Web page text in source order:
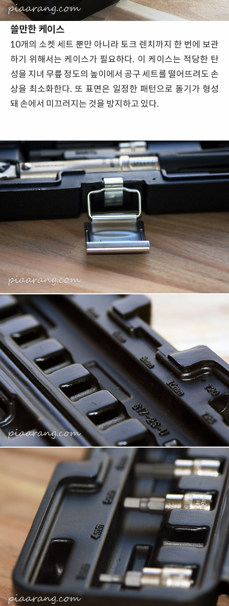
쓸만한 케이스
10개의 소켓 세트 뿐만 아니라 토크 렌치까지 한 번에 보관
하기 위해서는 케이스가 필요하다. 이 케이스는 적당한 탄
성을 지녀 무릎 정도의 높이에서 공구 세트를 떨어뜨려도 손
상을 최소화한다. 또 표면은 일정한 패턴으로 돌기가 형성
돼 손에서 미끄러지는 것을 방지하고 있다.